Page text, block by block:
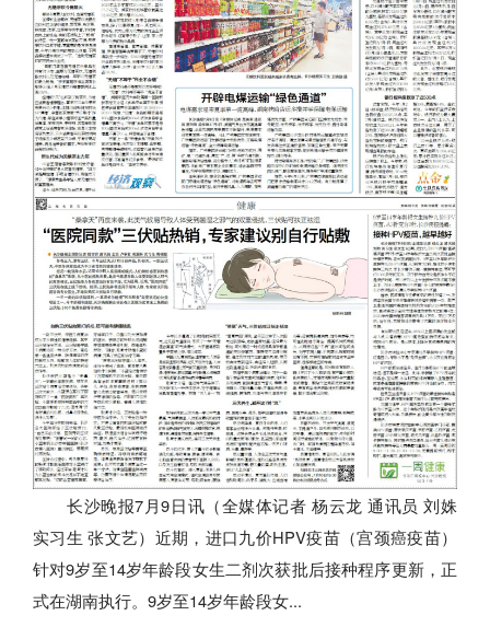
长沙晚报7月9日讯（全媒体记者 杨云龙 通讯员 刘姝
实习生 张文艺）近期，进口九价HPV疫苗（宫颈癌疫苗）
针对9岁至14岁年龄段女生二剂次获批后接种程序更新，正
式在湖南执行。9岁至14岁年龄段女...